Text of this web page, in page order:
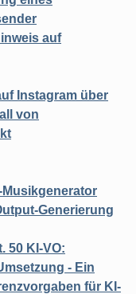
auf
Instagram über
von
Generierung
50 KI-VO:
- Ein
für KI-